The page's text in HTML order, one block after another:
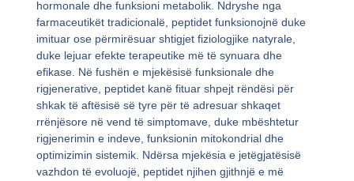
hormonale dhe funksioni metabolik. Ndryshe nga
farmaceutikët tradicionalë, peptidet funksionojnë duke
imituar ose përmirësuar shtigjet fiziologjike natyrale,
duke lejuar efekte terapeutike më të synuara dhe
efikase. Në fushën e mjekësisë funksionale dhe
rigjenerative, peptidet kanë fituar shpejt rëndësi për
shkak të aftësisë së tyre për të adresuar shkaqet
rrënjësore në vend të simptomave, duke mbështetur
rigjenerimin e indeve, funksionin mitokondrial dhe
optimizimin sistemik. Ndërsa mjekësia e jetëgjatësisë
vazhdon të evoluojë, peptidet njihen gjithnjë e më